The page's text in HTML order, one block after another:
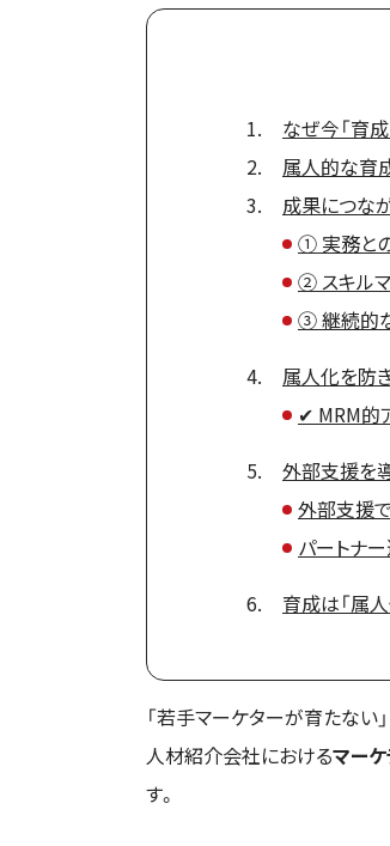
なぜ今「育
属人的な育
成果につな
① 実務と
② スキル
③ 継続的
属人化を防
✔ MRM的
外部支援を
外部支援
パートナ
育成は「属
「若手マーケターが育たない
人材紹介会社におけるマー
す。